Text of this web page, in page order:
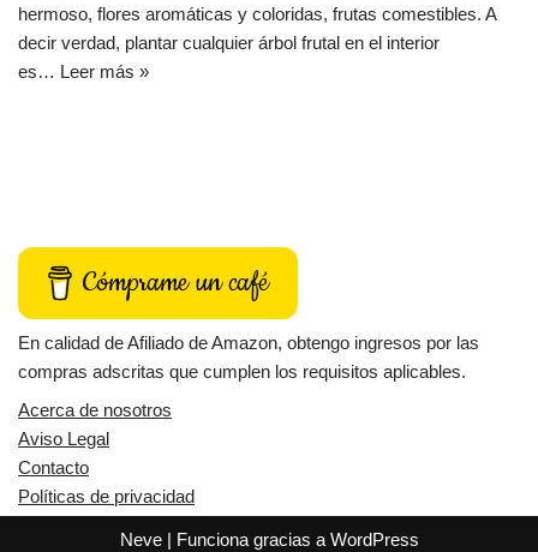
hermoso, flores aromáticas y coloridas, frutas comestibles. A
decir verdad, plantar cualquier árbol frutal en el interior
es… Leer más »
Cómprame un café
En calidad de Afiliado de Amazon, obtengo ingresos por las
compras adscritas que cumplen los requisitos aplicables.
Acerca de nosotros
Aviso Legal
Contacto
Políticas de privacidad
Neve| Funciona gracias a WordPress